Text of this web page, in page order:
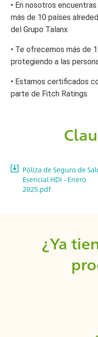
• En nosotros
más de 10 países
del Grupo Talanx.
• Te ofrecemos más de
protegiendo a las
• Estamos certificados
parte de Fitch Ratings.
Póliza de Seguro de
Esencial HDI - Enero
2025.pdf
¿Ya